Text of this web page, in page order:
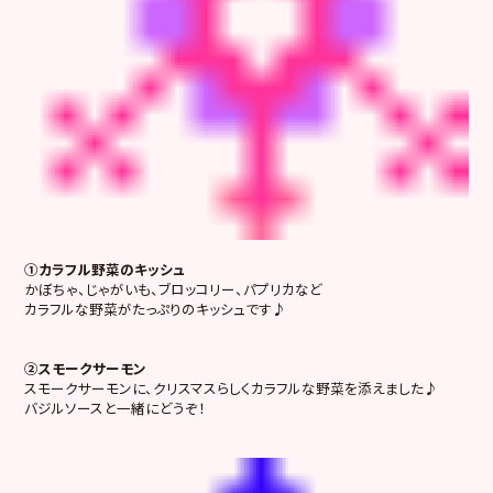
①カラフル野菜のキッシュ
かぼちゃ、じゃがいも、ブロッコリー、パプリカなど
カラフルな野菜がたっぷりのキッシュです♪
②スモークサーモン
スモークサーモンに、クリスマスらしくカラフルな野菜を添えました♪
バジルソースと一緒にどうぞ！